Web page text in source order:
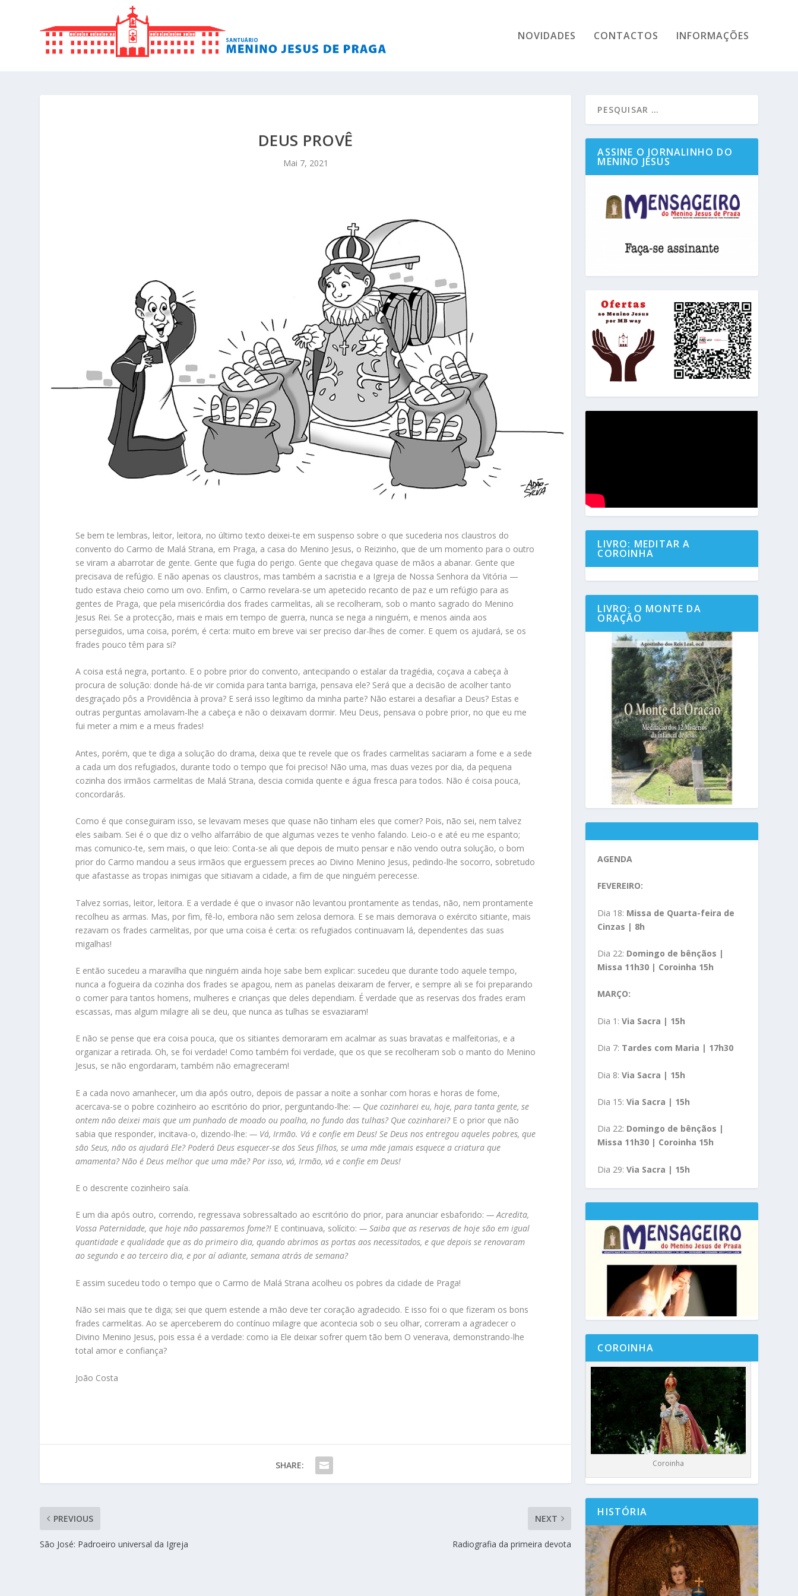
NOVIDADES CONTACTOS INFORMAÇÕES
DEUS PROVÊ
Mai 7, 2021
Se bem te lembras, leitor, leitora, no último texto deixei-te em suspenso sobre o que sucederia nos claustros do
convento do Carmo de Malá Strana, em Praga, a casa do Menino Jesus, o Reizinho, que de um momento para o outro
se viram a abarrotar de gente. Gente que fugia do perigo. Gente que chegava quase de mãos a abanar. Gente que
precisava de refúgio. E não apenas os claustros, mas também a sacristia e a Igreja de Nossa Senhora da Vitória —
tudo estava cheio como um ovo. Enfim, o Carmo revelara-se um apetecido recanto de paz e um refúgio para as
gentes de Praga, que pela misericórdia dos frades carmelitas, ali se recolheram, sob o manto sagrado do Menino
Jesus Rei. Se a protecção, mais e mais em tempo de guerra, nunca se nega a ninguém, e menos ainda aos
perseguidos, uma coisa, porém, é certa: muito em breve vai ser preciso dar-lhes de comer. E quem os ajudará, se os
frades pouco têm para si?
A coisa está negra, portanto. E o pobre prior do convento, antecipando o estalar da tragédia, coçava a cabeça à
procura de solução: donde há-de vir comida para tanta barriga, pensava ele? Será que a decisão de acolher tanto
desgraçado pôs a Providência à prova? E será isso legítimo da minha parte? Não estarei a desafiar a Deus? Estas e
outras perguntas amolavam-lhe a cabeça e não o deixavam dormir. Meu Deus, pensava o pobre prior, no que eu me
fui meter a mim e a meus frades!
Antes, porém, que te diga a solução do drama, deixa que te revele que os frades carmelitas saciaram a fome e a sede
a cada um dos refugiados, durante todo o tempo que foi preciso! Não uma, mas duas vezes por dia, da pequena
cozinha dos irmãos carmelitas de Malá Strana, descia comida quente e água fresca para todos. Não é coisa pouca,
concordarás.
Como é que conseguiram isso, se levavam meses que quase não tinham eles que comer? Pois, não sei, nem talvez
eles saibam. Sei é o que diz o velho alfarrábio de que algumas vezes te venho falando. Leio-o e até eu me espanto;
mas comunico-te, sem mais, o que leio: Conta-se ali que depois de muito pensar e não vendo outra solução, o bom
prior do Carmo mandou a seus irmãos que erguessem preces ao Divino Menino Jesus, pedindo-lhe socorro, sobretudo
que afastasse as tropas inimigas que sitiavam a cidade, a fim de que ninguém perecesse.
Talvez sorrias, leitor, leitora. E a verdade é que o invasor não levantou prontamente as tendas, não, nem prontamente
recolheu as armas. Mas, por fim, fê-lo, embora não sem zelosa demora. E se mais demorava o exército sitiante, mais
rezavam os frades carmelitas, por que uma coisa é certa: os refugiados continuavam lá, dependentes das suas
migalhas!
E então sucedeu a maravilha que ninguém ainda hoje sabe bem explicar: sucedeu que durante todo aquele tempo,
nunca a fogueira da cozinha dos frades se apagou, nem as panelas deixaram de ferver, e sempre ali se foi preparando
o comer para tantos homens, mulheres e crianças que deles dependiam. É verdade que as reservas dos frades eram
escassas, mas algum milagre ali se deu, que nunca as tulhas se esvaziaram!
E não se pense que era coisa pouca, que os sitiantes demoraram em acalmar as suas bravatas e malfeitorias, e a
organizar a retirada. Oh, se foi verdade! Como também foi verdade, que os que se recolheram sob o manto do Menino
Jesus, se não engordaram, também não emagreceram!
E a cada novo amanhecer, um dia após outro, depois de passar a noite a sonhar com horas e horas de fome,
acercava-se o pobre cozinheiro ao escritório do prior, perguntando-lhe:— Que cozinharei eu, hoje, para tanta gente, se
ontem não deixei mais que um punhado de moado ou poalha, no fundo das tulhas? Que cozinharei?E o prior que não
sabia que responder, incitava-o, dizendo-lhe:— Vá, Irmão. Vá e confie em Deus! Se Deus nos entregou aqueles pobres, que
são Seus, não os ajudará Ele? Poderá Deus esquecer-se dos Seus filhos, se uma mãe jamais esquece a criatura que
amamenta? Não é Deus melhor que uma mãe? Por isso, vá, Irmão, vá e confie em Deus!
E o descrente cozinheiro saía.
E um dia após outro, correndo, regressava sobressaltado ao escritório do prior, para anunciar esbaforido:— Acredita,
Vossa Paternidade, que hoje não passaremos fome?! E continuava, solícito:— Saiba que as reservas de hoje são em igual
quantidade e qualidade que as do primeiro dia, quando abrimos as portas aos necessitados, e que depois se renovaram
ao segundo e ao terceiro dia, e por aí adiante, semana atrás de semana?
E assim sucedeu todo o tempo que o Carmo de Malá Strana acolheu os pobres da cidade de Praga!
Não sei mais que te diga; sei que quem estende a mão deve ter coração agradecido. E isso foi o que fizeram os bons
frades carmelitas. Ao se aperceberem do contínuo milagre que acontecia sob o seu olhar, correram a agradecer o
Divino Menino Jesus, pois essa é a verdade: como ia Ele deixar sofrer quem tão bem O venerava, demonstrando-lhe
total amor e confiança?
João Costa
SHARE:
PREVIOUS
São José: Padroeiro universal da Igreja
NEXT
Radiografia da primeira devota
ASSINE O JORNALINHO DO
MENINO JESUS
LIVRO: MEDITAR A
COROINHA
LIVRO: O MONTE DA
ORAÇÃO
AGENDA
FEVEREIRO:
Dia 18: Missa de Quarta-feira de
Cinzas | 8h
Dia 22: Domingo de bênçãos |
Missa 11h30 | Coroinha 15h
MARÇO:
Dia 1:Via Sacra | 15h
Dia 7: Tardes com Maria | 17h30
Dia 8:Via Sacra | 15h
Dia 15:Via Sacra | 15h
Dia 22: Domingo de bênçãos |
Missa 11h30 | Coroinha 15h
Dia 29:Via Sacra | 15h
COROINHA
Coroinha
HISTÓRIA